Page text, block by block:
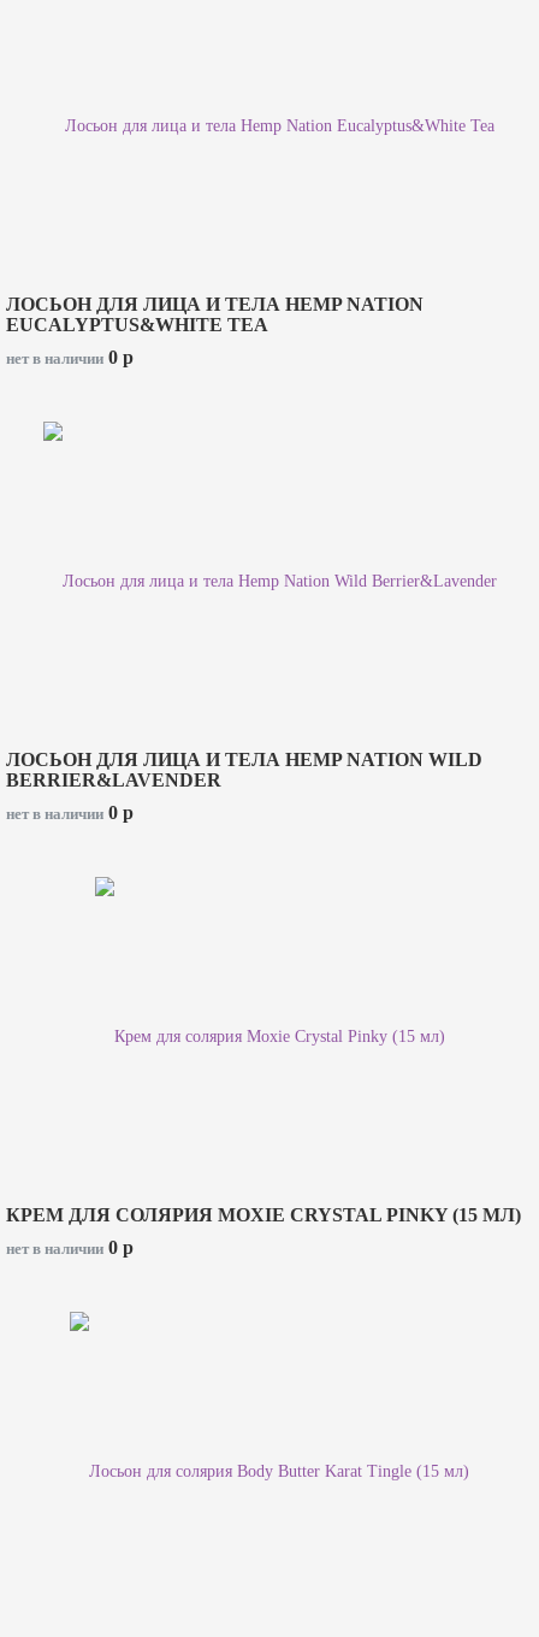
ЛОСЬОН ДЛЯ ЛИЦА И ТЕЛА HEMP NATION
EUCALYPTUS&WHITE TEA
нет в наличии 0 p
ЛОСЬОН ДЛЯ ЛИЦА И ТЕЛА HEMP NATION WILD
BERRIER&LAVENDER
нет в наличии 0 p
КРЕМ ДЛЯ СОЛЯРИЯ MOXIE CRYSTAL PINKY (15 МЛ)
нет в наличии 0 p